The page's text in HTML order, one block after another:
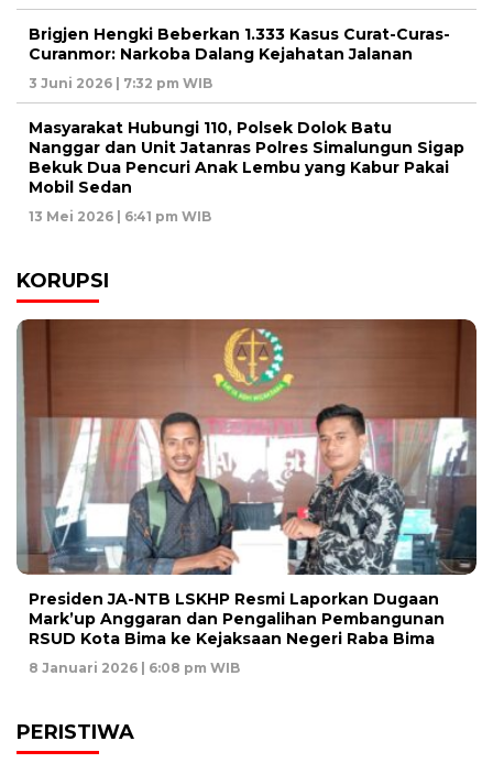
Brigjen Hengki Beberkan 1.333 Kasus Curat-Curas-
Curanmor: Narkoba Dalang Kejahatan Jalanan
3 Juni 2026 | 7:32 pm WIB
Masyarakat Hubungi 110, Polsek Dolok Batu
Nanggar dan Unit Jatanras Polres Simalungun Sigap
Bekuk Dua Pencuri Anak Lembu yang Kabur Pakai
Mobil Sedan
13 Mei 2026 | 6:41 pm WIB
KORUPSI
Presiden JA-NTB LSKHP Resmi Laporkan Dugaan
Mark’up Anggaran dan Pengalihan Pembangunan
RSUD Kota Bima ke Kejaksaan Negeri Raba Bima
8 Januari 2026 | 6:08 pm WIB
PERISTIWA